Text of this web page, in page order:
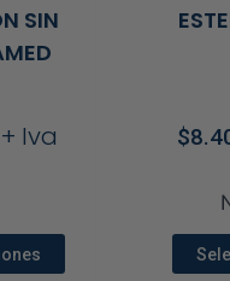
SIN
Rango
+ Iva $